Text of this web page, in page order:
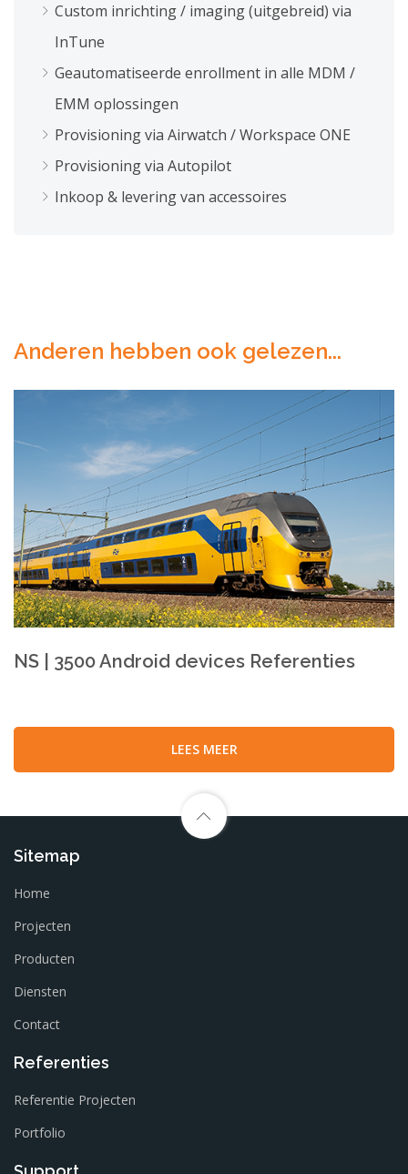
Custom inrichting / imaging (uitgebreid) via
InTune
Geautomatiseerde enrollment in alle MDM /
EMM oplossingen
Provisioning via Airwatch / Workspace ONE
Provisioning via Autopilot
Inkoop & levering van accessoires
Anderen hebben ook gelezen...
NS | 3500 Android devices Referenties
LEES MEER
Sitemap
Home
Projecten
Producten
Diensten
Contact
Referenties
Referentie Projecten
Portfolio